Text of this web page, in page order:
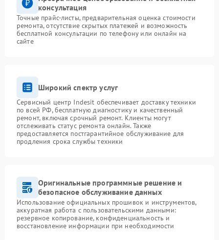
консультация
Точные прайс-листы, предварительная оценка стоимости
ремонта, отсутствие скрытых платежей и возможность
бесплатной консультации по телефону или онлайн на
сайте
Широкий спектр услуг
Сервисный центр Indesit обеспечивает доставку техники
по всей РФ, бесплатную диагностику и качественный
ремонт, включая срочный ремонт. Клиенты могут
отслеживать статус ремонта онлайн. Также
предоставляется постгарантийное обслуживание для
продления срока службы техники
Оригинальные программные решение и
безопасное обслуживание данных
Использование официальных прошивок и инструментов,
аккуратная работа с пользовательскими данными:
резервное копирование, конфиденциальность и
восстановление информации при необходимости